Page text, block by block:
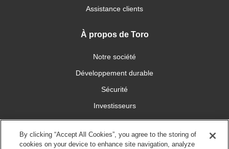
Assistance clients
À propos de Toro
Notre société
Développement durable
Sécurité
Investisseurs
Carrières
By clicking “Accept All Cookies”, you agree to the storing of
cookies on your device to enhance site navigation, analyze